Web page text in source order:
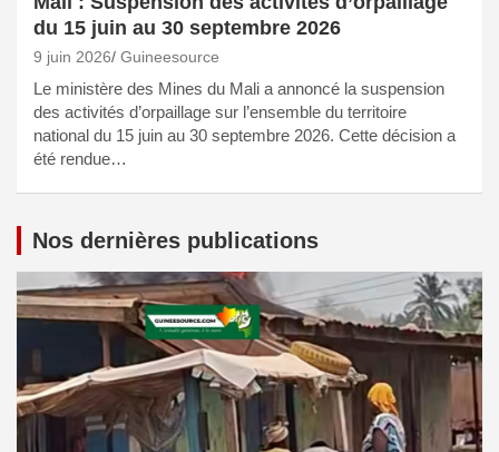
du 15 juin au 30 septembre 2026
9 juin 2026 Guineesource
Le ministère des Mines du Mali a annoncé la suspension
des activités d’orpaillage sur l’ensemble du territoire
national du 15 juin au 30 septembre 2026. Cette décision a
été rendue…
Nos dernières publications